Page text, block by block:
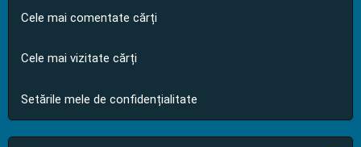
Cele mai comentate cărți
Cele mai vizitate cărți
Setările mele de confidențialitate